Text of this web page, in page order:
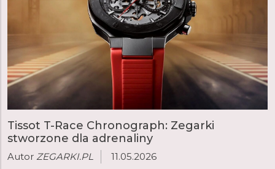
prawdziwego złota, jak seria T-Gold. W linii T-Sport
znajdziemy szeroki wybór modeli sportowych,
nawiązujących do tradycji marki, która od 1938 roku była
oficjalnym chronometrażystą wyścigów narciarskich, a
obecnie jest zaangażowana w różne dyscypliny
sportowe, od sportów motorowych, przez kolarstwo,
szermierkę, koszykówkę, hokej, po tenis.
W ostatnich latach dużą popularnością cieszy się seria
PRX ze zintegrowaną bransoletą, dostępna w wielu
wersjach różniących się funkcjami, rozmiarem, kolorem,
materiałami i mechanizmem. Inne popularne modele
to Elegant Gentleman oraz nurkowy Seastar. W ofercie
Tissot T-Race Chronograph: Zegarki
stworzone dla adrenaliny
Autor ZEGARKI.PL 11.05.2026